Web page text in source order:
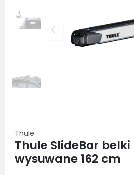
Thule
Thule SlideBar
wysuwane 162 cm